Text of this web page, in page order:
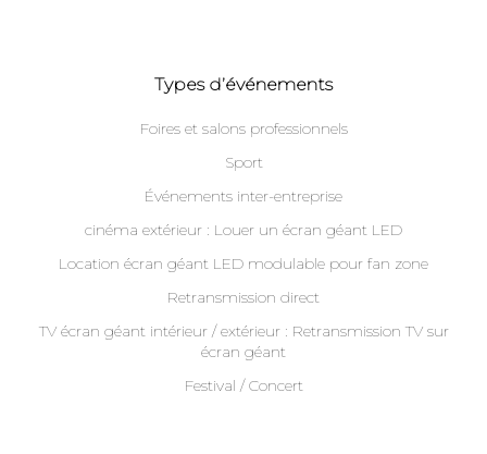
Types d’événements
Foires et salons professionnels
Sport
Événements inter-entreprise
cinéma extérieur : Louer un écran géant LED
Location écran géant LED modulable pour fan zone
Retransmission direct
TV écran géant intérieur / extérieur : Retransmission TV sur
écran géant
Festival / Concert